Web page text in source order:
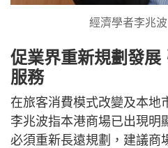
經濟學者李兆
促業界重新規劃發展
服務
在旅客消費模式改變及本地
李兆波指本港商場已出現明
必須重新長遠規劃，建議商